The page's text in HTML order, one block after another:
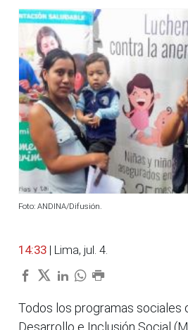
Foto: ANDINA/Difusión.
14:33 | Lima, jul. 4.
Todos los programas sociales
Desarrollo e Inclusión Social